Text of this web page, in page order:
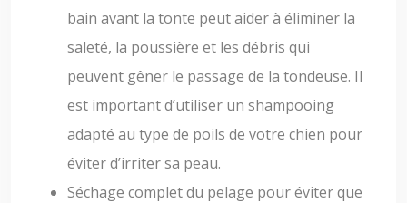
bain avant la tonte peut aider à éliminer la
saleté, la poussière et les débris qui
peuvent gêner le passage de la tondeuse. Il
est important d’utiliser un shampooing
adapté au type de poils de votre chien pour
éviter d’irriter sa peau.
Séchage complet du pelage pour éviter que